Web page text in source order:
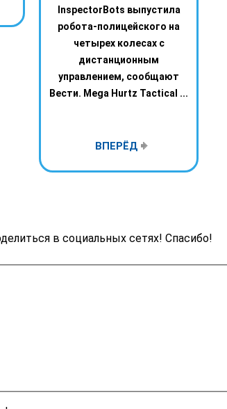
InspectorBots выпустила
робота-полицейского на
четырех колесах с
дистанционным
управлением, сообщают
Вести. Mega Hurtz Tactical ...
ВПЕРЁД
в социальных сетях! Спасибо!